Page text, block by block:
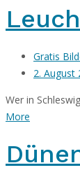
Gratis
2. August
Wer in
More